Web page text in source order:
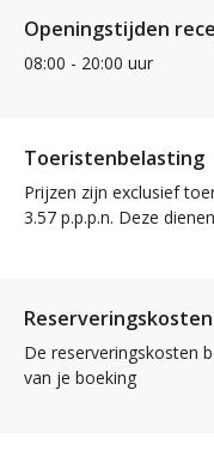
Openingstijden
08:00 - 20:00 uur
Toeristenbelasting
Prijzen zijn exclusief
3.57 p.p.p.n. Deze
Reserveringskosten
De reserveringskosten
van je boeking